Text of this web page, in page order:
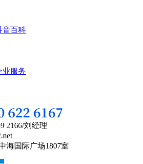
音百科
业服务
2166/刘经理
海国际广场1807室